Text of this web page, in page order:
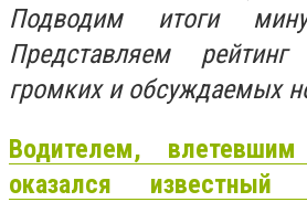
Подводим итоги
Представляем
громких и обсуждаемых
Водителем,
оказался